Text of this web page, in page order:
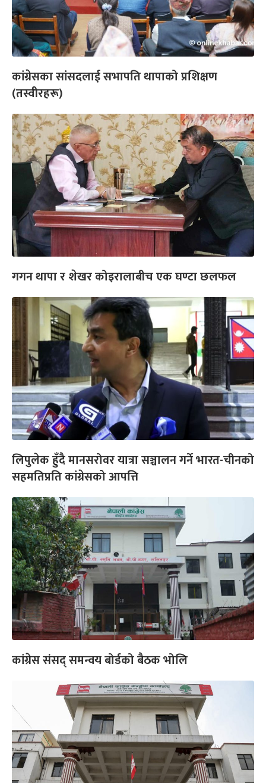
कांग्रेसका सांसदलाई सभापति थापाको प्रशिक्षण
(तस्वीरहरू)
गगन थापा र शेखर कोइरालाबीच एक घण्टा छलफल
लिपुलेक हुँदै मानसरोवर यात्रा सञ्चालन गर्ने भारत-चीनको
सहमतिप्रति कांग्रेसको आपत्ति
कांग्रेस संसद् समन्वय बोर्डको बैठक भोलि